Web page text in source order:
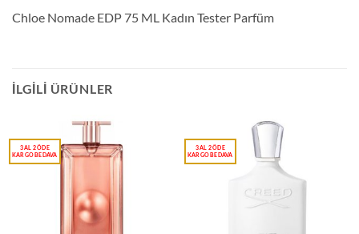
Chloe Nomade EDP 75 ML Kadın Tester Parfüm
İLGILI ÜRÜNLER